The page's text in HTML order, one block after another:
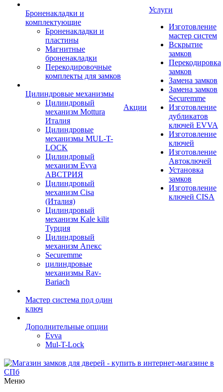
Броненакладки и
комплектующие
Броненакладки и
пластины
Магнитные
броненакладки
Перекодировочные
комплекты для замков
Цилиндровые механизмы
Цилиндровый
механизм Mottura
Италия
Цилиндровые
механизмы MUL-T-
LOCK
Цилиндровый
механизм Evva
АВСТРИЯ
Цилиндровый
механизм Cisa
(Италия)
Цилиндровый
механизм Kale kilit
Турция
Цилиндровый
механизм Апекс
Securemme
цилиндровые
механизмы Rav-
Bariach
Мастер система под один
ключ
Дополнительные опции
Evva
Mul-T-Lock
Акции
Услуги
Изготовление
мастер систем
Вскрытие
замков
Перекодировка
замков
Замена замков
Замена замков
Securemme
Изготовление
дубликатов
ключей EVVA
Изготовление
ключей
Изготовление
Автоключей
Установка
замков
Изготовление
ключей CISA
Меню